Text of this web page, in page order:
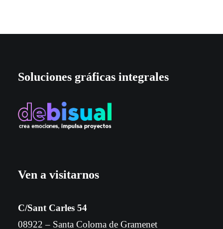
Soluciones gráficas integrales
Ven a visitarnos
C/Sant Carles 54
08922 – Santa Coloma de Gramenet